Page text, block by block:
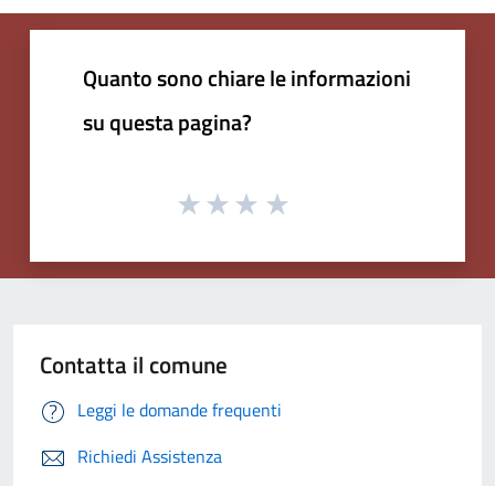
Quanto sono chiare le informazioni
su questa pagina?
Contatta il comune
Leggi le domande frequenti
Richiedi Assistenza